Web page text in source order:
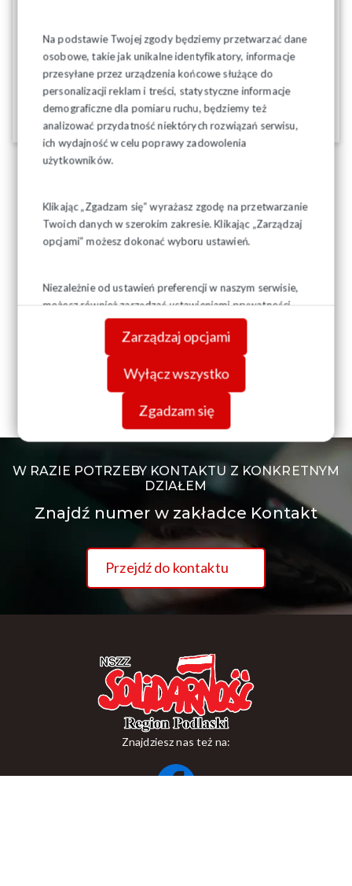
Na podstawie Twojej zgody będziemy przetwarzać dane
osobowe, takie jak unikalne identyfikatory, informacje
przesyłane przez urządzenia końcowe służące do
personalizacji reklam i treści, statystyczne informacje
demograficzne dla pomiaru ruchu, będziemy też
analizować przydatność niektórych rozwiązań serwisu,
ich wydajność w celu poprawy zadowolenia
użytkowników.
Klikając „Zgadzam się” wyrażasz zgodę na przetwarzanie
Twoich danych w szerokim zakresie. Klikając „Zarządzaj
opcjami” możesz dokonać wyboru ustawień.
Niezależnie od ustawień preferencji w naszym serwisie,
możesz również zarządzać ustawieniami prywatności
swojej przeglądarki. Więcej informacji o przetwarzaniu
danych znajdziesz wPolityce prywatności.
Zarządzaj opcjami
Wyłącz wszystko
Zgadzam się
https://www.tysol.pl/a141930-Piotr-Duda-Wyrok-TK-ws-
Zielonego-Ladu-to-zwyciestwo-nie-tylko-prawa-ale-takze-
rozsadku
11-06-2025
W RAZIE POTRZEBY KONTAKTU Z KONKRETNYM
DZIAŁEM
Znajdź numer w zakładce Kontakt
Przejdź do kontaktu
Znajdziesz nas też na: